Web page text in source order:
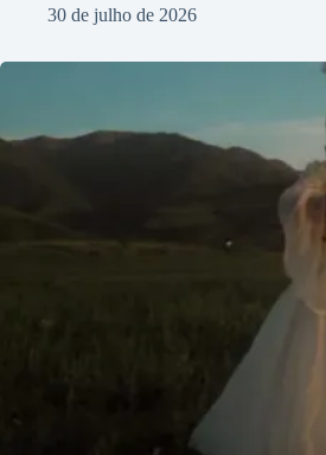
30 de julho de 2026